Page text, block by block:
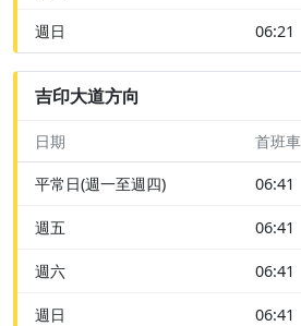
週日 06:21
吉印大道方向
日期 首班車
平常日(週一至週四) 06:41
週五 06:41
週六 06:41
週日 06:41